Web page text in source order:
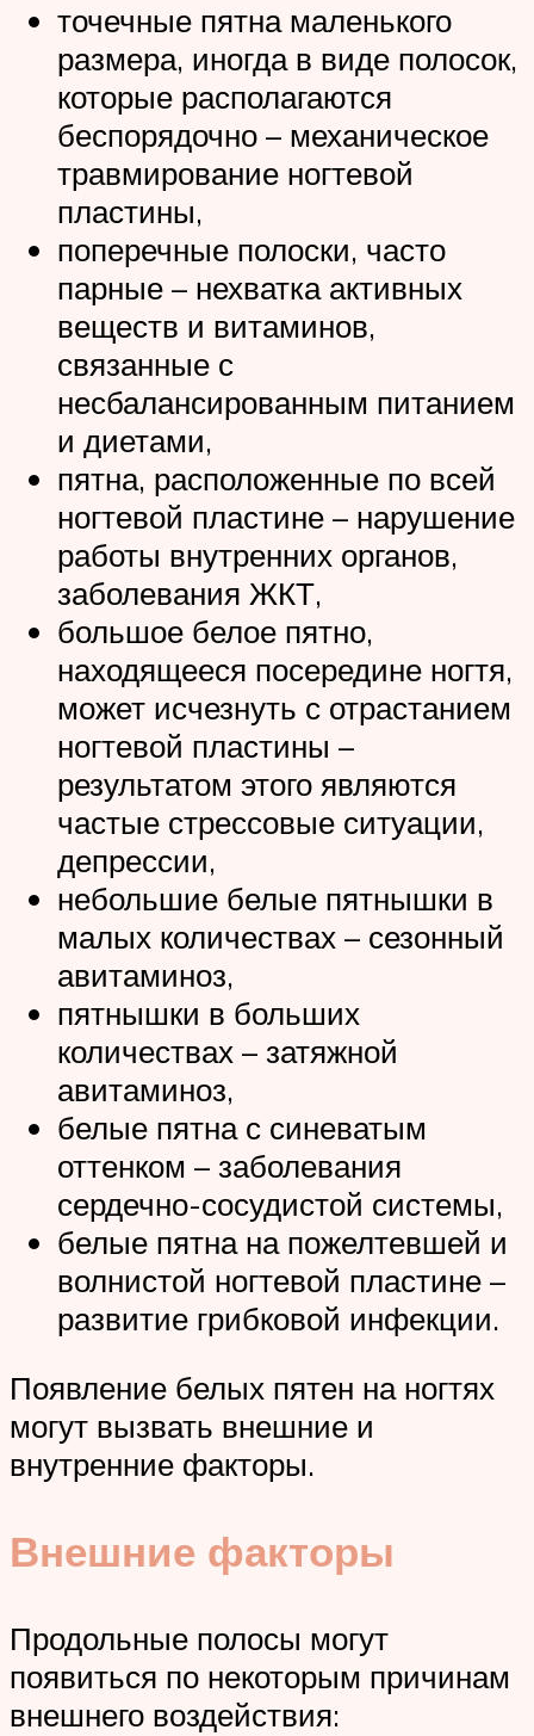
точечные пятна маленького
размера, иногда в виде полосок,
которые располагаются
беспорядочно – механическое
травмирование ногтевой
пластины,
поперечные полоски, часто
парные – нехватка активных
веществ и витаминов,
связанные с
несбалансированным питанием
и диетами,
пятна, расположенные по всей
ногтевой пластине – нарушение
работы внутренних органов,
заболевания ЖКТ,
большое белое пятно,
находящееся посередине ногтя,
может исчезнуть с отрастанием
ногтевой пластины –
результатом этого являются
частые стрессовые ситуации,
депрессии,
небольшие белые пятнышки в
малых количествах – сезонный
авитаминоз,
пятнышки в больших
количествах – затяжной
авитаминоз,
белые пятна с синеватым
оттенком – заболевания
сердечно-сосудистой системы,
белые пятна на пожелтевшей и
волнистой ногтевой пластине –
развитие грибковой инфекции.
Появление белых пятен на ногтях
могут вызвать внешние и
внутренние факторы.
Внешние факторы
Продольные полосы могут
появиться по некоторым причинам
внешнего воздействия: